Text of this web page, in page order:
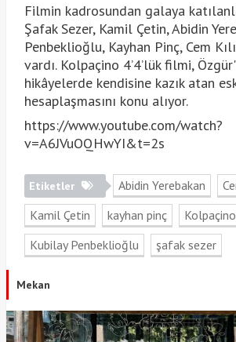
Filmin kadrosundan galaya
Şafak Sezer, Kamil Çetin, Abidin
Penbeklioğlu, Kayhan Pinç, Cem
vardı. Kolpaçino 4’4’lük filmi,
hikâyelerde kendisine kazık atan
hesaplaşmasını konu alıyor.
https://www.youtube.com/watch?
v=A6JVuOQHwYI&t=2s
Etiketler Abidin Yerebakan
Kamil Çetin
kayhan pinç
Kolpaçino
Kubilay Penbeklioğlu
şafak sezer
Mekan